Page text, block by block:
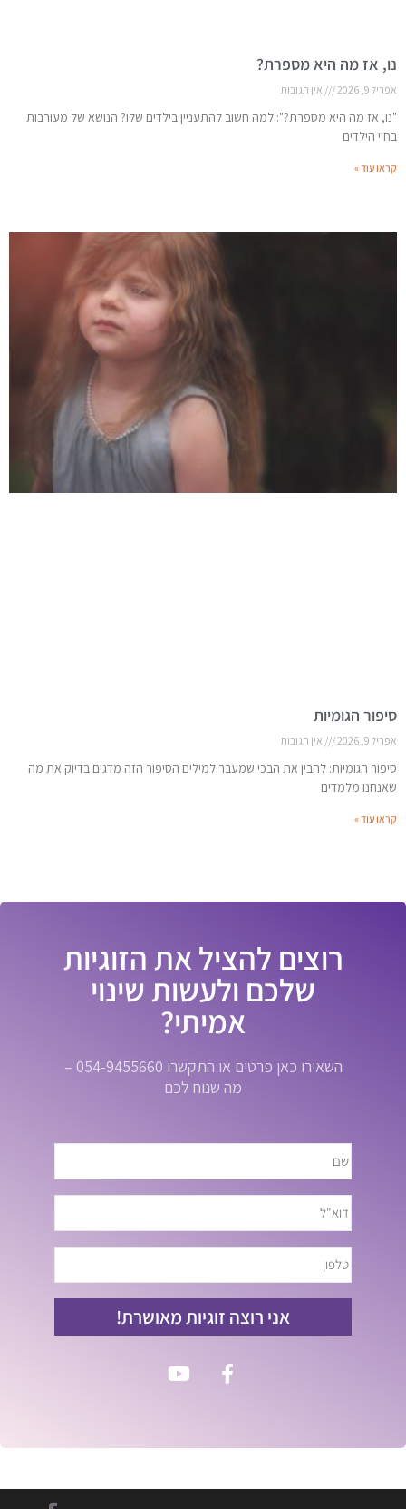
נו, אז מה היא מספרת?
אפריל 9, 2026 אין תגובות
"נו, אז מה היא מספרת?": למה חשוב להתעניין בילדים שלו? הנושא של מעורבות
בחיי הילדים
קראו עוד »
סיפור הגומיות
אפריל 9, 2026 אין תגובות
סיפור הגומיות: להבין את הבכי שמעבר למילים הסיפור הזה מדגים בדיוק את מה
שאנחנו מלמדים
קראו עוד »
רוצים להציל את הזוגיות
שלכם ולעשות שינוי
אמיתי?
השאירו כאן פרטים או התקשרו 054-9455660 –
מה שנוח לכם
אני רוצה זוגיות מאושרת!